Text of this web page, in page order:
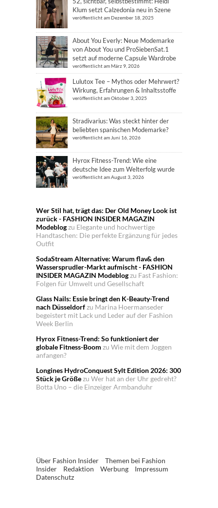
Klum setzt Calzedonia neu in Szene
veröffentlicht am Dezember 18, 2025
About You Everly: Neue Modemarke
von About You und ProSiebenSat.1
setzt auf moderne Capsule Wardrobe
veröffentlicht am März 9, 2026
Lulutox Tee – Mythos oder Mehrwert?
Wirkung, Erfahrungen & Inhaltsstoffe
veröffentlicht am Oktober 3, 2025
Stradivarius: Was steckt hinter der
beliebten spanischen Modemarke?
veröffentlicht am Juni 16, 2026
Hyrox Fitness-Trend: Wie eine
deutsche Idee zum Welterfolg wurde
veröffentlicht am August 3, 2026
Wer Stil hat, trägt das: Der Old Money Look ist
zurück - FASHION INSIDER MAGAZIN
Modeblogzu Elegante und hochwertige
Handtaschen: Die perfekte Ergänzung für jedes
Outfit
SodaStream Alternative: Warum flav& den
Wassersprudler-Markt aufmischt - FASHION
INSIDER MAGAZIN Modeblogzu Fast Fashion:
Folgen für Umwelt und Gesellschaft
Glass Nails: Essie bringt den K-Beauty-Trend
nach Düsseldorfzu Marina Hoermanseder
begeistert mit Lack und Leder auf der Fashion
Week Berlin
Hyrox Fitness-Trend: So funktioniert der
globale Fitness-Boom zu Wie mit dem Joggen
anfangen?
Longines HydroConquest Sylt Edition 2026: 300
Stück je Größezu Wer hat an der Uhr gedreht?
Botta Uno – die Einzeiger Armbanduhr
Über Fashion Insider
Themen bei Fashion
Insider
Redaktion Werbung
Impressum
Datenschutz